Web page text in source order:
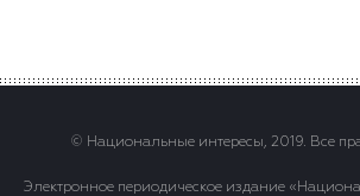
© Национальные интересы, 2019. Все
Электронное периодическое издание